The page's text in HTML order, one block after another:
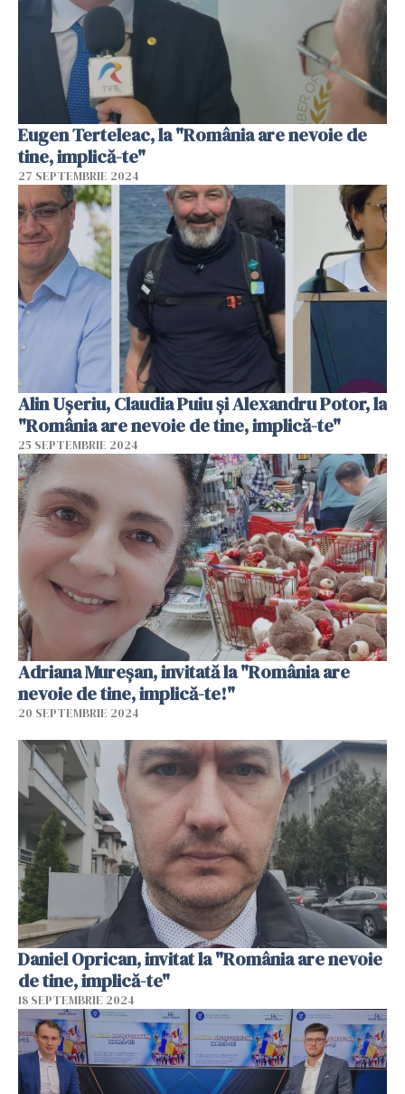
Eugen Terteleac, la "România are nevoie de
tine, implică-te"
27 SEPTEMBRIE 2024
Alin Ușeriu, Claudia Puiu și Alexandru Potor, la
"România are nevoie de tine, implică-te"
25 SEPTEMBRIE 2024
Adriana Mureșan, invitată la "România are
nevoie de tine, implică-te!"
20 SEPTEMBRIE 2024
Daniel Oprican, invitat la "România are nevoie
de tine, implică-te"
18 SEPTEMBRIE 2024